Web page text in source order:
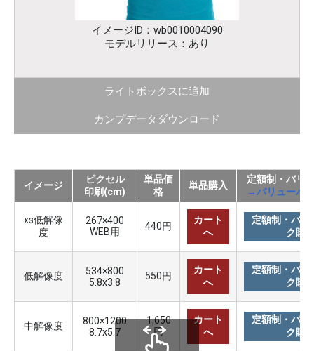
イメージID：wb0010004090
モデルリリース：あり
ライトボックスに追加
カンプデータダウンロード
イメージ
ピクセル
印刷(cm)
単品価
格
単品購入
定額制・バリ
→バリューパ
xs低解像
度
267×400
WEB用
440円
カート
へ
定額制・バリ
ク購
低解像度
534×800
5.8x3.8
550円
カート
へ
定額制・バリ
ク購
中解像度
800×1200
8.7x5.7
1,650
円
カート
へ
定額制・バリ
ク購